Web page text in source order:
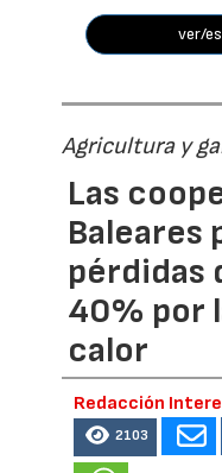
ver/
Agricultura y
Las
Baleares
pérdidas
40% por
calor
Redacción
2103